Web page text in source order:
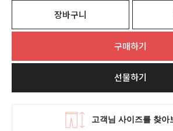
장바구니
구매하기
선물하기